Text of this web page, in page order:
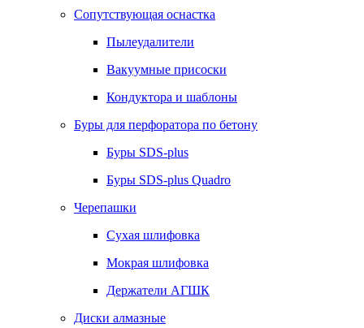
Сопутствующая оснастка
Пылеудалители
Вакуумные присоски
Кондуктора и шаблоны
Буры для перфоратора по бетону
Буры SDS-plus
Буры SDS-plus Quadro
Черепашки
Сухая шлифовка
Мокрая шлифовка
Держатели АГШК
Диски алмазные